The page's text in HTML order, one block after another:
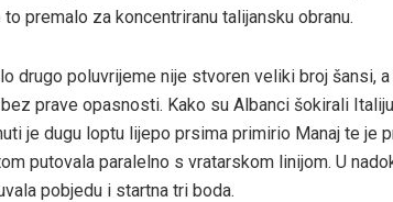
premalo za koncentriranu talijansku obranu.
drugo poluvrijeme nije stvoren veliki broj šansi,
prave opasnosti. Kako su Albanci šokirali
je dugu loptu lijepo prsima primirio Manaj te je
putovala paralelno s vratarskom linijom. U
pobjedu i startna tri boda.